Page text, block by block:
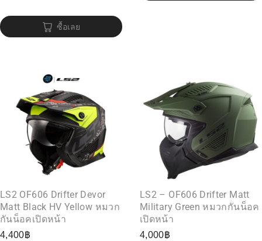
ซื้อเลย
LS2 OF606 Drifter Devor
Matt Black HV Yellow หมวก
กันน็อคเปิดหน้า
4,400฿
LS2 – OF606 Drifter Matt
Military Green หมวกกันน็อค
เปิดหน้า
4,000฿